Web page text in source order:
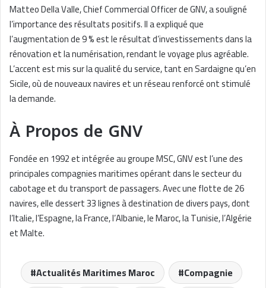
Matteo Della Valle, Chief Commercial Officer de GNV, a souligné
l’importance des résultats positifs. Il a expliqué que
l’augmentation de 9 % est le résultat d’investissements dans la
rénovation et la numérisation, rendant le voyage plus agréable.
L’accent est mis sur la qualité du service, tant en Sardaigne qu’en
Sicile, où de nouveaux navires et un réseau renforcé ont stimulé
la demande.
À Propos de GNV
Fondée en 1992 et intégrée au groupe MSC, GNV est l’une des
principales compagnies maritimes opérant dans le secteur du
cabotage et du transport de passagers. Avec une flotte de 26
navires, elle dessert 33 lignes à destination de divers pays, dont
l’Italie, l’Espagne, la France, l’Albanie, le Maroc, la Tunisie, l’Algérie
et Malte.
Actualités Maritimes Maroc
Compagnie